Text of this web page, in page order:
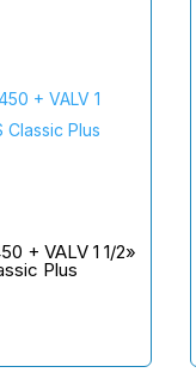
+ VALV 1 1/2»
Plus